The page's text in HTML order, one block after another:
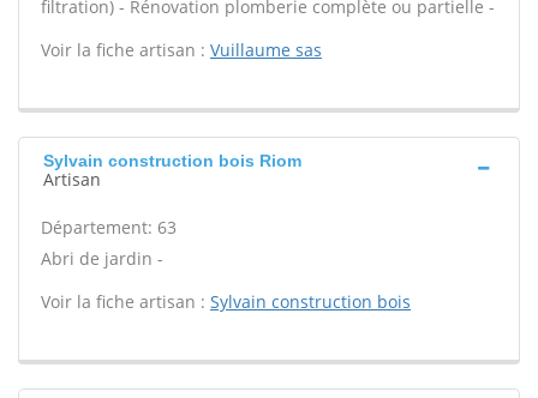
filtration) - Rénovation plomberie complète ou partielle -
Voir la fiche artisan : Vuillaume sas
Sylvain construction bois Riom
Artisan
Département: 63
Abri de jardin -
Voir la fiche artisan : Sylvain construction bois